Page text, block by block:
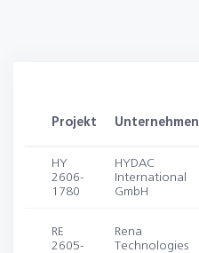
Projekt Unternehmen
HY
2606-
1780
HYDAC
International
GmbH
RE
2605-
Rena
Technologies